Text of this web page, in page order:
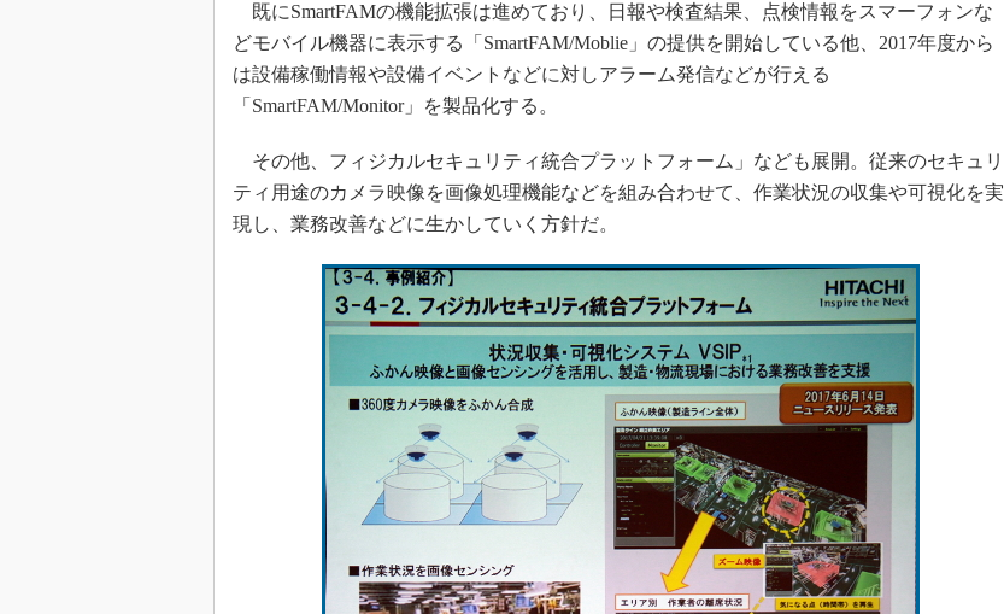
既にSmartFAMの機能拡張は進めており、日報や検査結果、点検情報をスマーフォンな
どモバイル機器に表示する「SmartFAM/Moblie」の提供を開始している他、2017年度から
は設備稼働情報や設備イベントなどに対しアラーム発信などが行える
「SmartFAM/Monitor」を製品化する。
その他、フィジカルセキュリティ統合プラットフォーム」なども展開。従来のセキュリ
ティ用途のカメラ映像を画像処理機能などを組み合わせて、作業状況の収集や可視化を実
現し、業務改善などに生かしていく方針だ。